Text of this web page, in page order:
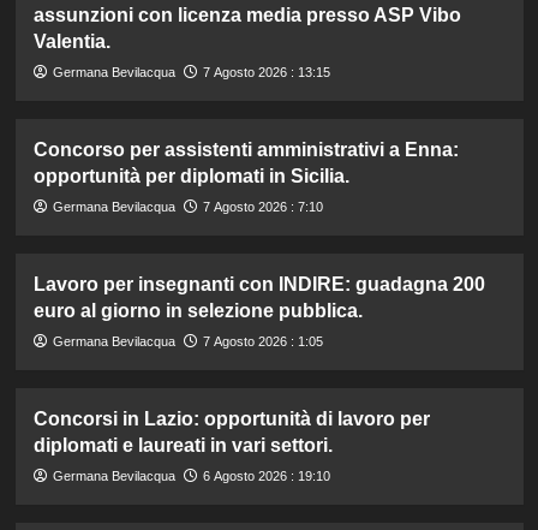
assunzioni con licenza media presso ASP Vibo
Valentia.
Germana Bevilacqua 7 Agosto 2026 : 13:15
Concorso per assistenti amministrativi a Enna:
opportunità per diplomati in Sicilia.
Germana Bevilacqua 7 Agosto 2026 : 7:10
Lavoro per insegnanti con INDIRE: guadagna 200
euro al giorno in selezione pubblica.
Germana Bevilacqua 7 Agosto 2026 : 1:05
Concorsi in Lazio: opportunità di lavoro per
diplomati e laureati in vari settori.
Germana Bevilacqua 6 Agosto 2026 : 19:10